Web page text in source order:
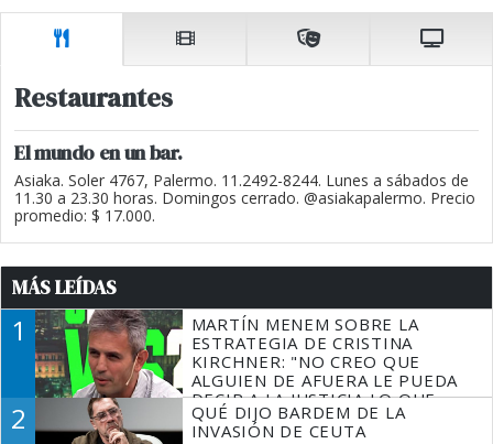
Restaurantes
El mundo en un bar.
Asiaka. Soler 4767, Palermo. 11.2492-8244. Lunes a sábados de
11.30 a 23.30 horas. Domingos cerrado. @asiakapalermo. Precio
promedio: $ 17.000.
MÁS LEÍDAS
1
MARTÍN MENEM SOBRE LA
ESTRATEGIA DE CRISTINA
KIRCHNER: "NO CREO QUE
ALGUIEN DE AFUERA LE PUEDA
DECIR A LA JUSTICIA LO QUE
TIENE QUE HACER"
2
QUÉ DIJO BARDEM DE LA
INVASIÓN DE CEUTA